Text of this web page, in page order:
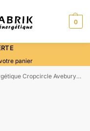
0
panier
Cropcircle Avebury – Connexion & Éveil